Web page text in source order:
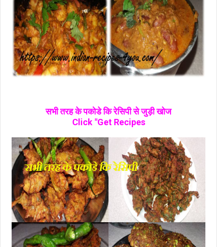
सभी तरह के पकोडे कि रेसिपी से जुड़ी खोज
Click "Get Recipes